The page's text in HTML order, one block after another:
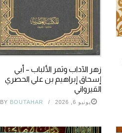
زهر الآداب وثمر الألباب – أبي
إسحاق إبراهيم بن علي الحصري
القيرواني
يونيو 6, 2026 BY BOUTAHAR